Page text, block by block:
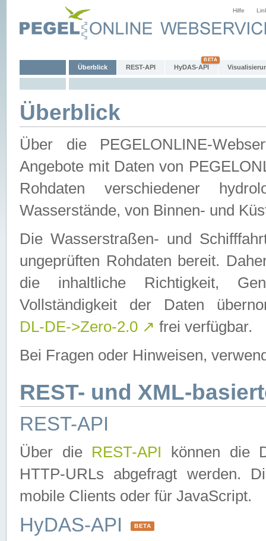
Hilfe
Überblick REST-API HyDAS-API
Überblick
Über die PEGELONLINE-
Angebote mit Daten von
Rohdaten verschiedener
Wasserstände, von Binnen- und
Die Wasserstraßen- und
ungeprüften Rohdaten bereit.
die inhaltliche Richtigkeit,
Vollständigkeit der Daten
DL-DE->Zero-2.0 ↗ frei verfügbar.
Bei Fragen oder Hinweisen,
REST- und XML-
REST-API
Über die REST-API können die
HTTP-URLs abgefragt werden.
mobile Clients oder für JavaScript.
HyDAS-API BETA